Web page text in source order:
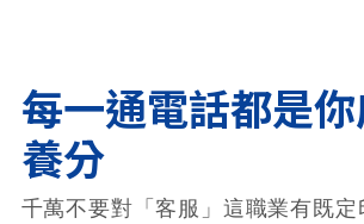
每一通電話都是
養分
千萬不要對「客服」這職業有既定